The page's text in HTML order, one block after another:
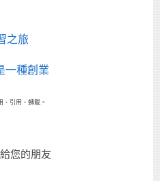
之旅
一種創業
、引用、轉載。
您的朋友